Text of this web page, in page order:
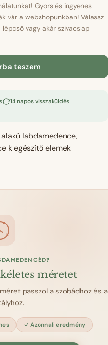
Gyors és ingyenes
vár a webshopunkban! Válassz
vagy akár szivacslap
teszem
14 napos visszaküldés
alakú labdamedence,
kiegészítő elemek
méretet
passzol a szobádhoz és a
Azonnali eredmény